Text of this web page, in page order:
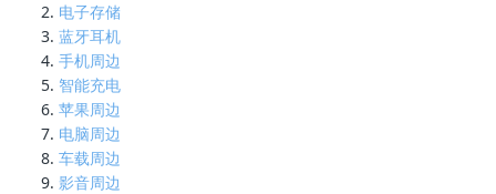
电子存储
蓝牙耳机
手机周边
智能充电
苹果周边
电脑周边
车载周边
影音周边